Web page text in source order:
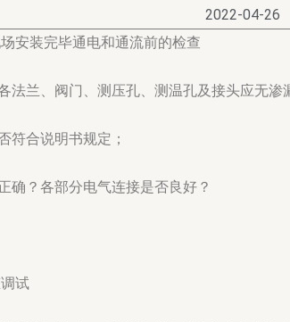
2022-04-26
安装完毕通电和通流前的检查
法兰、阀门、测压孔、测温孔及接头应无渗
符合说明书规定；
确？各部分电气连接是否良好？
试